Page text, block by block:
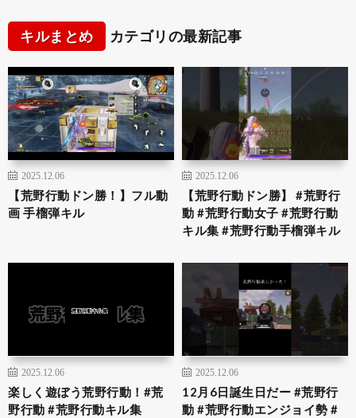
キルまとめ カテゴリの最新記事
2025.12.06
【荒野行動ドン勝！】フル動
画 手榴弾キル
2025.12.06
【荒野行動ドン勝】 #荒野行
動 #荒野行動女子 #荒野行動
キル集 #荒野行動手榴弾キル
2025.12.06
楽しく遊ぼう荒野行動！#荒
野行動 #荒野行動キル集
2025.12.06
12月6日誕生日だー #荒野行
動 #荒野行動エンジョイ勢 #